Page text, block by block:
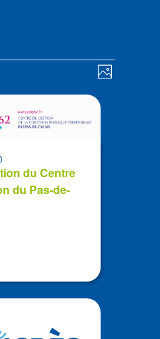
de
Photo
du Centre
du Pas-de-